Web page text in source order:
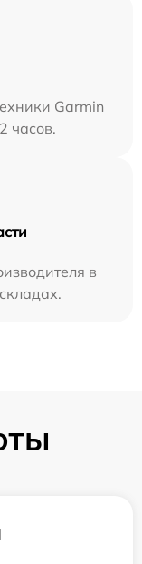
Garmin
часов.
в